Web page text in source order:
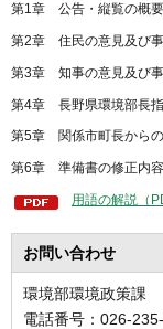
第1章 公告・縦覧の概要
第2章 住民の意見及び
第3章 知事の意見及び
第4章 長野県環境部長
第5章 関係市町長から
第6章 準備書の修正内容
用語の解説（
お問い合わせ
環境部環境政策課
電話番号：026-